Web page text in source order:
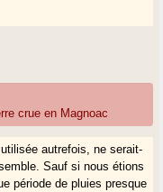
crue en Magnoac
autrefois, ne serait-
Sauf si nous étions
période de pluies presque